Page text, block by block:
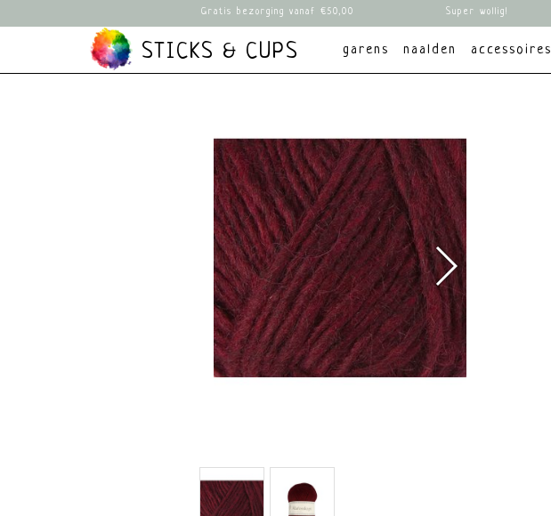
Gratis bezorging vanaf €50,00 Super wollig!
STICKS & CUPS garens naalden accessoires